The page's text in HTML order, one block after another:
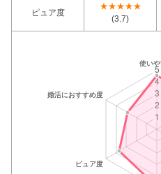
ピュア度
★★★★★
(3.7)